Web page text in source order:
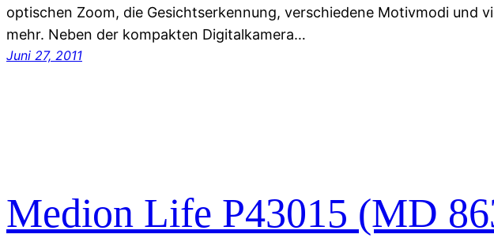
optischen Zoom, die Gesichtserkennung, verschiedene Motivmodi und
mehr. Neben der kompakten Digitalkamera…
Juni 27, 2011
Medion Life P43015 (MD